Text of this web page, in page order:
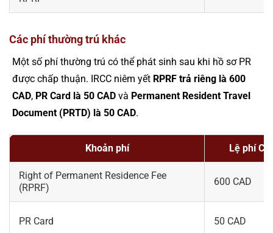
Các phí thường trú khác
Một số phí thường trú có thể phát sinh sau khi hồ sơ PR
được chấp thuận. IRCC niêm yết RPRF trả riêng là 600
CAD, PR Card là 50 CAD và Permanent Resident Travel
Document (PRTD) là 50 CAD.
Khoản phí Lệ phí
Right of Permanent Residence Fee
(RPRF)
600 CAD
PR Card 50 CAD